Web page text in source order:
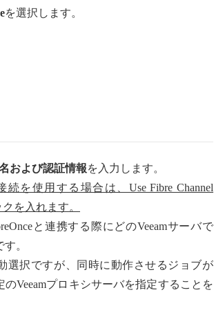
を選択します。
および認証情報を入力します。
続を使用する場合は、Use Fibre Channel
を入れます。
と連携する際にどのVeeamサーバで
。
選択ですが、同時に動作させるジョブが
Veeamプロキシサーバを指定することを